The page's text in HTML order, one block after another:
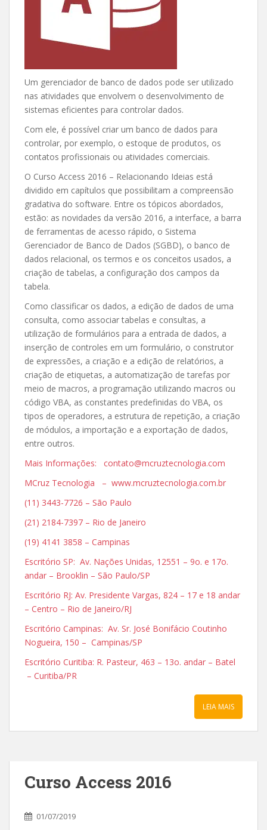
Um gerenciador de banco de dados pode ser utilizado
nas atividades que envolvem o desenvolvimento de
sistemas eficientes para controlar dados.
Com ele, é possível criar um banco de dados para
controlar, por exemplo, o estoque de produtos, os
contatos profissionais ou atividades comerciais.
O Curso Access 2016 – Relacionando Ideias está
dividido em capítulos que possibilitam a compreensão
gradativa do software. Entre os tópicos abordados,
estão: as novidades da versão 2016, a interface, a barra
de ferramentas de acesso rápido, o Sistema
Gerenciador de Banco de Dados (SGBD), o banco de
dados relacional, os termos e os conceitos usados, a
criação de tabelas, a configuração dos campos da
tabela.
Como classificar os dados, a edição de dados de uma
consulta, como associar tabelas e consultas, a
utilização de formulários para a entrada de dados, a
inserção de controles em um formulário, o construtor
de expressões, a criação e a edição de relatórios, a
criação de etiquetas, a automatização de tarefas por
meio de macros, a programação utilizando macros ou
código VBA, as constantes predefinidas do VBA, os
tipos de operadores, a estrutura de repetição, a criação
de módulos, a importação e a exportação de dados,
entre outros.
Mais Informações: contato@mcruztecnologia.com
MCruz Tecnologia – www.mcruztecnologia.com.br
(11) 3443-7726 – São Paulo
(21) 2184-7397 – Rio de Janeiro
(19) 4141 3858 – Campinas
Escritório SP: Av. Nações Unidas, 12551 – 9o. e 17o.
andar – Brooklin – São Paulo/SP
Escritório RJ: Av. Presidente Vargas, 824 – 17 e 18 andar
– Centro – Rio de Janeiro/RJ
Escritório Campinas: Av. Sr. José Bonifácio Coutinho
Nogueira, 150 – Campinas/SP
Escritório Curitiba: R. Pasteur, 463 – 13o. andar – Batel
– Curitiba/PR
LEIA MAIS
Curso Access 2016
01/07/2019